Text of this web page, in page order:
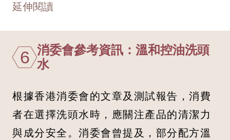
延伸閱讀
6 消委會參考資訊：溫和控油洗頭
水
根據香港消委會的文章及測試報告，消費
者在選擇洗頭水時，應關注產品的清潔力
與成分安全。消委會曾提及，部分配方溫